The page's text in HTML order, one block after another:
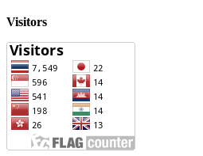
Visitors